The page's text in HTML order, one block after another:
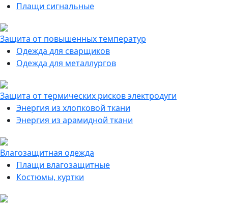
Плащи сигнальные
Защита от повышенных температур
Одежда для сварщиков
Одежда для металлургов
Защита от термических рисков электродуги
Энергия из хлопковой ткани
Энергия из арамидной ткани
Влагозащитная одежда
Плащи влагозащитные
Костюмы, куртки